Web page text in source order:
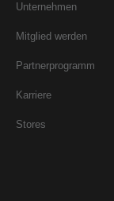
Unternehmen
Mitglied werden
Partnerprogramm
Karriere
Stores